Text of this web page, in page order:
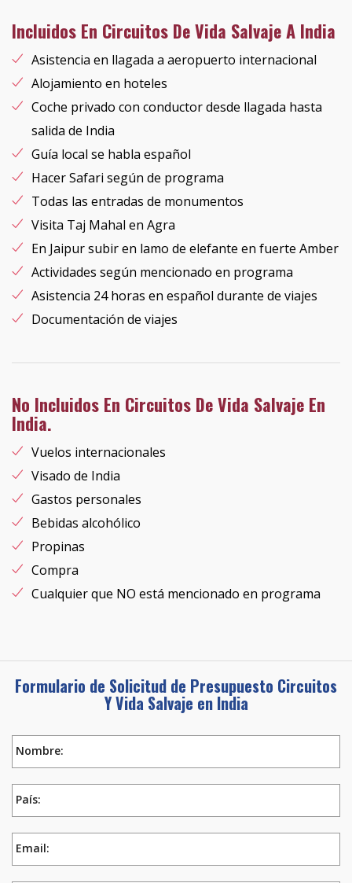
Incluidos En Circuitos De Vida Salvaje A India
Asistencia en llagada a aeropuerto internacional
Alojamiento en hoteles
Coche privado con conductor desde llagada hasta
salida de India
Guía local se habla español
Hacer Safari según de programa
Todas las entradas de monumentos
Visita Taj Mahal en Agra
En Jaipur subir en lamo de elefante en fuerte Amber
Actividades según mencionado en programa
Asistencia 24 horas en español durante de viajes
Documentación de viajes
No Incluidos En Circuitos De Vida Salvaje En
India.
Vuelos internacionales
Visado de India
Gastos personales
Bebidas alcohólico
Propinas
Compra
Cualquier que NO está mencionado en programa
Formulario de Solicitud de Presupuesto Circuitos
Y Vida Salvaje en India
Nombre:
País:
Email: